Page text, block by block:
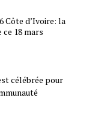
Côte d’Ivoire: la
ce 18 mars
célébrée pour